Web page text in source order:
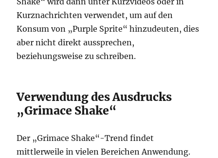
Kurznachrichten verwendet, um auf den
Konsum von „Purple Sprite“ hinzudeuten, dies
aber nicht direkt aussprechen,
beziehungsweise zu schreiben.
Verwendung des Ausdrucks
„Grimace Shake“
Der „Grimace Shake“-Trend findet
mittlerweile in vielen Bereichen Anwendung.